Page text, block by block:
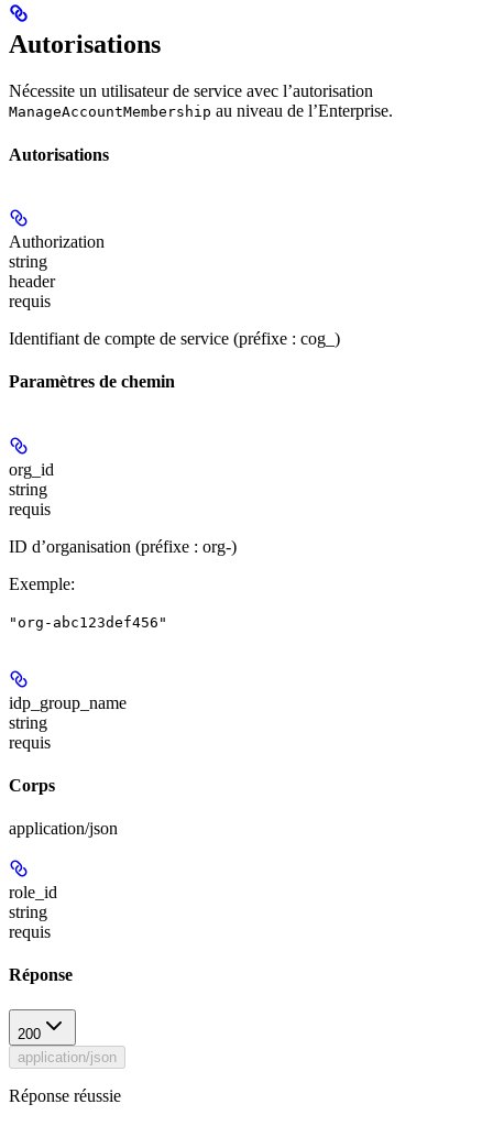
Autorisations
Nécessite un utilisateur de service avec l’autorisation
ManageAccountMembership au niveau de l’Enterprise.
Autorisations
Authorization
string
header
requis
Identifiant de compte de service (préfixe : cog_)
Paramètres de chemin
org_id
string
requis
ID d’organisation (préfixe : org-)
Exemple:
"org-abc123def456"
idp_group_name
string
requis
Corps
application/json
role_id
string
requis
Réponse
200
application/json
Réponse réussie